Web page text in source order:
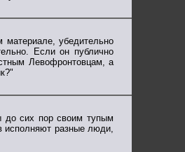
материале, убедительно
Если он публично
Левофронтовцам, а
до сих пор своим тупым
исполняют разные люди,